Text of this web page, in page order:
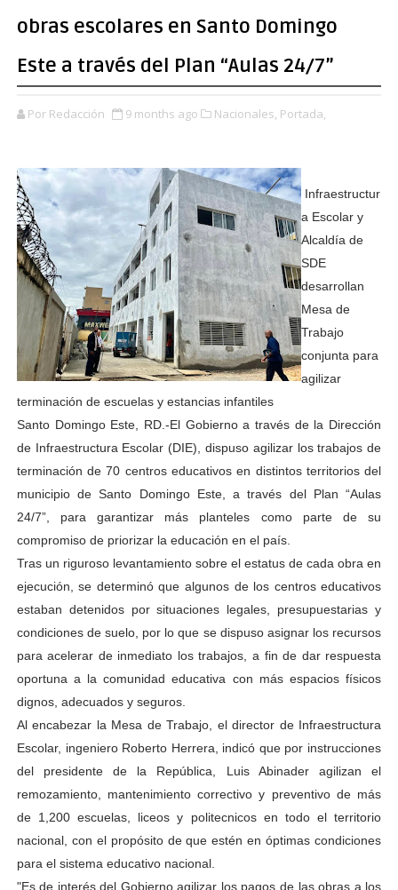
obras escolares en Santo Domingo
Este a través del Plan “Aulas 24/7”
Por Redacción 9 months ago Nacionales, Portada,
Infraestructur
a Escolar y
Alcaldía de
SDE
desarrollan
Mesa de
Trabajo
conjunta para
agilizar
terminación de escuelas y estancias infantiles
Santo Domingo Este, RD.-El Gobierno a través de la Dirección
de Infraestructura Escolar (DIE), dispuso agilizar los trabajos de
terminación de 70 centros educativos en distintos territorios del
municipio de Santo Domingo Este, a través del Plan “Aulas
24/7”, para garantizar más planteles como parte de su
compromiso de priorizar la educación en el país.
Tras un riguroso levantamiento sobre el estatus de cada obra en
ejecución, se determinó que algunos de los centros educativos
estaban detenidos por situaciones legales, presupuestarias y
condiciones de suelo, por lo que se dispuso asignar los recursos
para acelerar de inmediato los trabajos, a fin de dar respuesta
oportuna a la comunidad educativa con más espacios físicos
dignos, adecuados y seguros.
Al encabezar la Mesa de Trabajo, el director de Infraestructura
Escolar, ingeniero Roberto Herrera, indicó que por instrucciones
del presidente de la República, Luis Abinader agilizan el
remozamiento, mantenimiento correctivo y preventivo de más
de 1,200 escuelas, liceos y politecnicos en todo el territorio
nacional, con el propósito de que estén en óptimas condiciones
para el sistema educativo nacional.
"Es de interés del Gobierno agilizar los pagos de las obras a los